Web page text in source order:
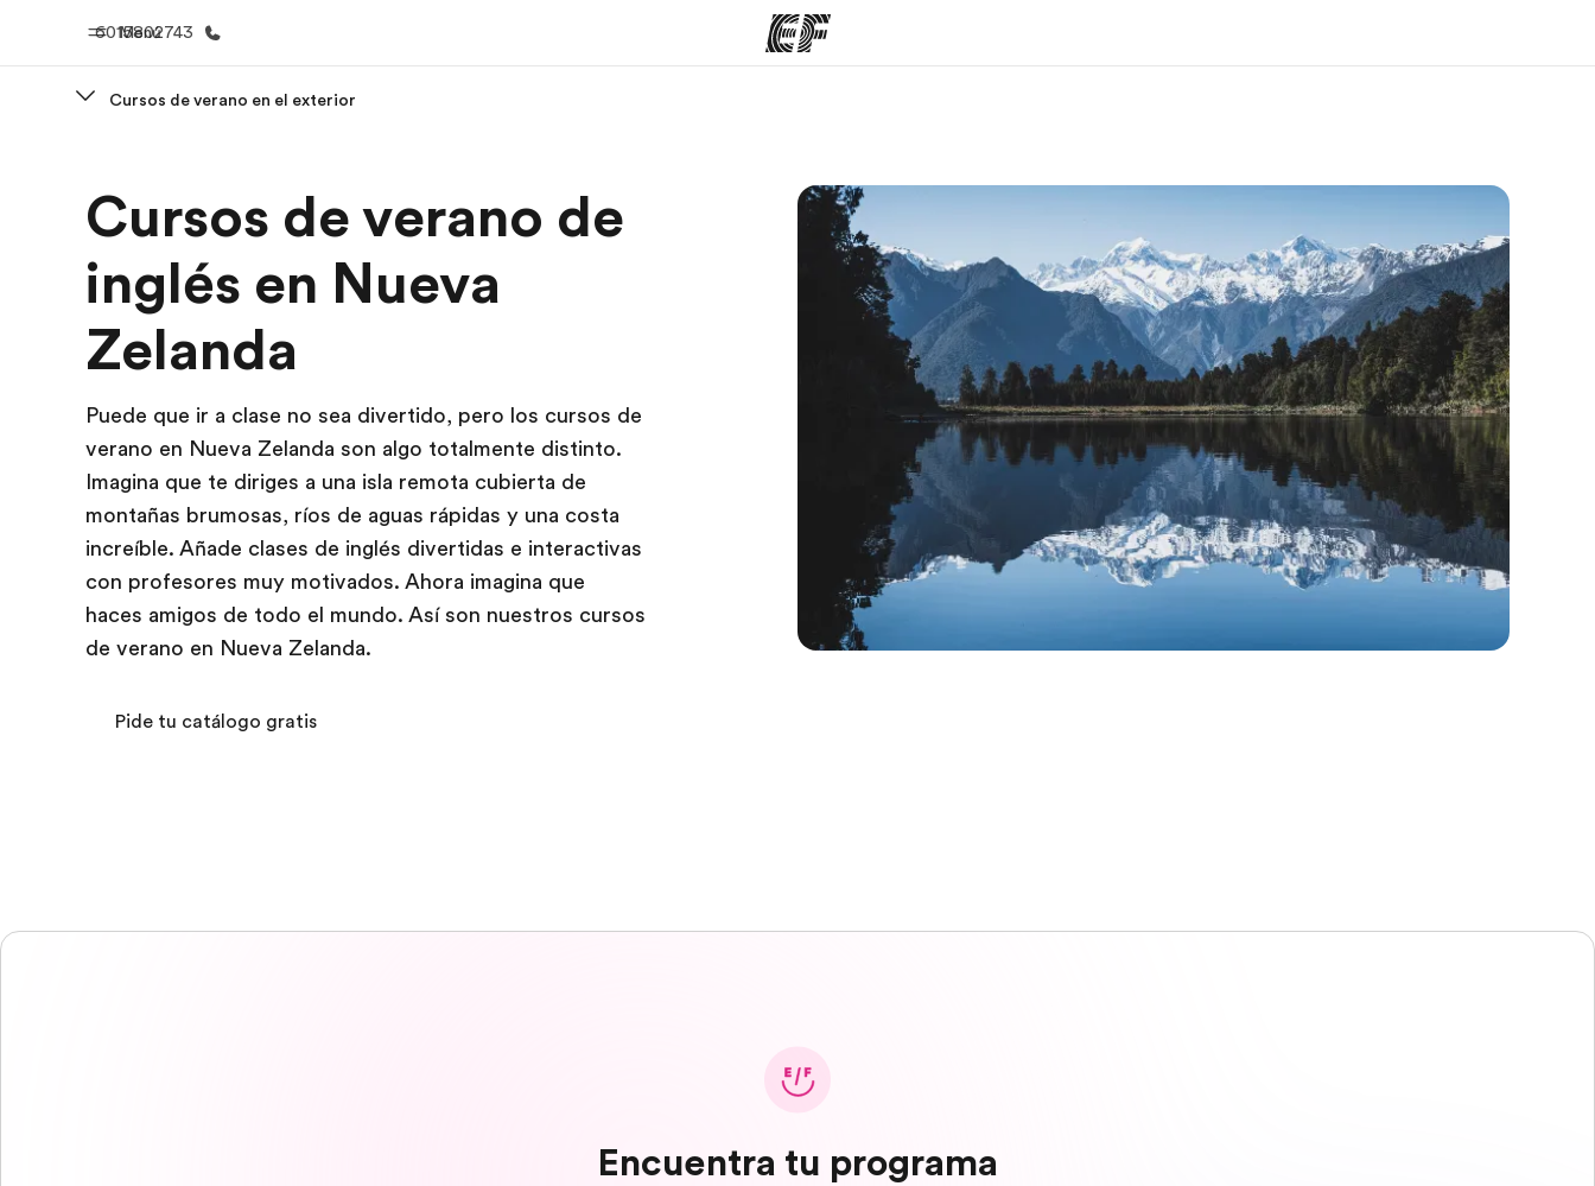
Menú
6015802743
Bienvenido a EF Ver todo lo que hacemos Encuentra una oficina
Cursos de verano en el exterior
Cursos de verano de
inglés en Nueva
Zelanda
Puede que ir a clase no sea divertido, pero los cursos de
verano en Nueva Zelanda son algo totalmente distinto.
Imagina que te diriges a una isla remota cubierta de
montañas brumosas, ríos de aguas rápidas y una costa
increíble. Añade clases de inglés divertidas e interactivas
con profesores muy motivados. Ahora imagina que
haces amigos de todo el mundo. Así son nuestros cursos
de verano en Nueva Zelanda.
Pide tu catálogo gratis
Encuentra tu programa